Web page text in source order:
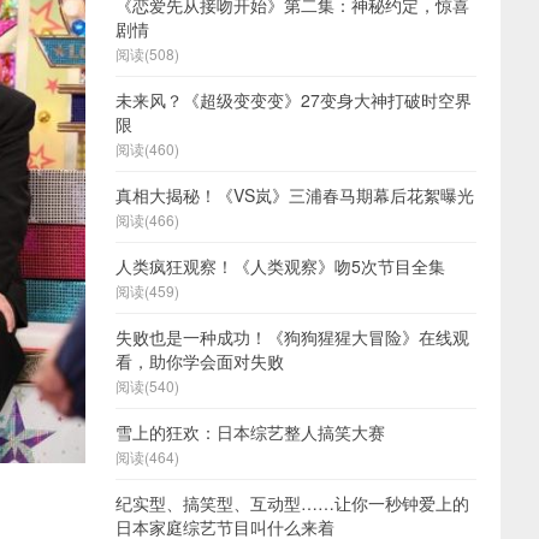
《恋爱先从接吻开始》第二集：神秘约定，惊喜
剧情
阅读(508)
未来风？《超级变变变》27变身大神打破时空界
限
阅读(460)
真相大揭秘！《VS岚》三浦春马期幕后花絮曝光
阅读(466)
人类疯狂观察！《人类观察》吻5次节目全集
阅读(459)
失败也是一种成功！《狗狗猩猩大冒险》在线观
看，助你学会面对失败
阅读(540)
雪上的狂欢：日本综艺整人搞笑大赛
阅读(464)
纪实型、搞笑型、互动型……让你一秒钟爱上的
日本家庭综艺节目叫什么来着